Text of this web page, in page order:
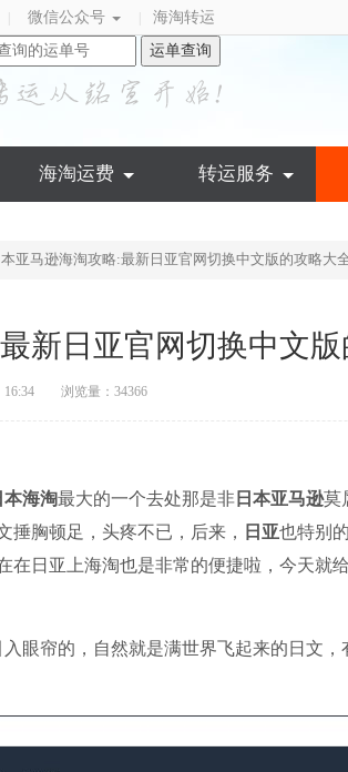
微信公众号 海淘转运
运单查询
海淘运费 转运服务
本亚马逊海淘攻略:最新日亚官网切换中文版的攻略大
新日亚官网切换中文
16:34 浏览量：34366
本海淘最大的一个去处那是非 日本亚马逊莫
捶胸顿足，头疼不已，后来， 日亚也特别
在日亚上海淘也是非常的便捷啦，今天就
入眼帘的，自然就是满世界飞起来的日文，